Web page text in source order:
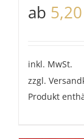
ab 5,20
inkl. MwSt.
zzgl.
Produkt